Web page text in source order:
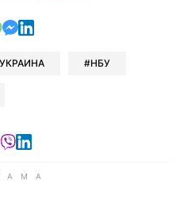
Telegram
в Facebook
в Xв Viber
отправить в Whatsapp
отправить в Messenger
отправить в LinkedIn
УКРАИНА НБУ
Telegram
в Facebook
в X
Читайте в Google news
Читайте в Viber
Читайте в LinkedIn